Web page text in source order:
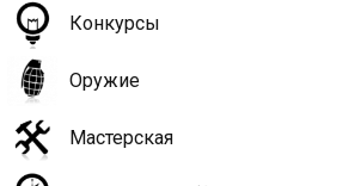
Конкурсы
Оружие
Мастерская